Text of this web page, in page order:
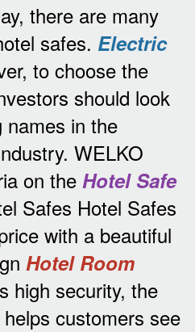
there are many
safes. Electric
to choose the
should look
names in the
WELKO
on the Hotel Safe
Safes Hotel Safes
with a beautiful
Hotel Room
high security, the
customers see